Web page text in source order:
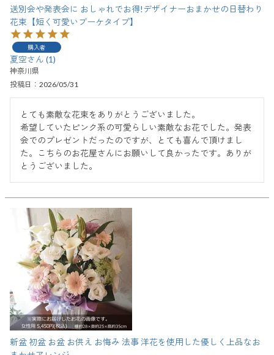
送別会や発表会に おしゃれでお得!デザイナーおまかせの日替わり
花束【短く可愛いブーケタイプ】
購入者
夏空 1
神奈川県
投稿日
2026/05/31
とても素敵な花束をありがとうございました。
希望していたピンク系の可愛らしい素敵なお花でした。発表
会でのプレゼントだったのですが、とても喜んで頂けまし
た。こちらのお花屋さんにお願いして良かったです。ありが
とうございました。
新盆 初盆 お盆 お供え お悔み 法事 洋花を使用した優しく上品なお